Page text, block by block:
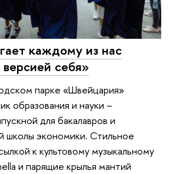
каждому из нас
себя»
парке «Швейцария»
образования и науки –
для бакалавров и
школы экономики. Стильное
к культовому музыкальному
и парящие крылья мантий